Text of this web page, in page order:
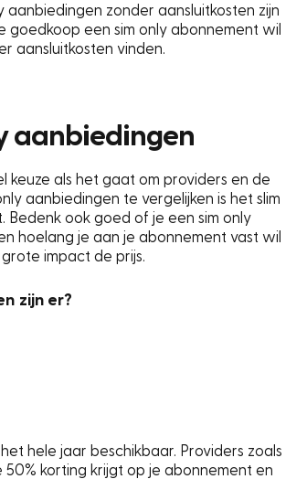
zonder aansluitkosten zijn
goedkoop een sim only abonnement wil
aansluitkosten vinden.
aanbiedingen
keuze als het gaat om providers en de
aanbiedingen te vergelijken is het slim
ook goed of je een sim only
hoelang je aan je abonnement vast wil
impact de prijs.
zijn er?
hele jaar beschikbaar. Providers zoals
korting krijgt op je abonnement en